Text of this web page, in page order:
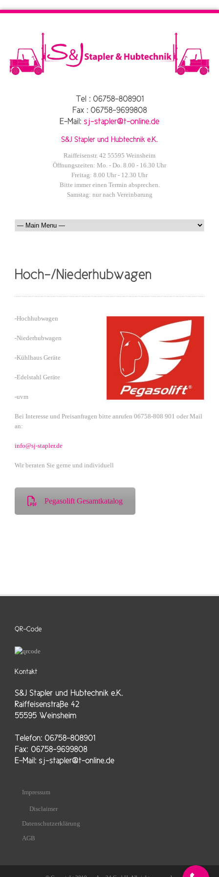
Raiffeisenstr. 42 55595 Weinsheim
Öffnungszeiten: Mo. - Do. 8.00 - 16.30 Uhr
Freitag: 8.00 Uhr - 12.30 Uhr
Bitte immer einen Termin absprechen.
Samstag: nur nach Vereinbarung
-Hochhubwagen
-Niederhubwagen
-Kühlhaus Geräte
-Edelstahl Geräte
-uvm
Bei Interesse und Preisanfragen bitte anrufen 06758-808 901 oder Mail
an:
info@sj-stapler.de
Wir beraten Sie gerne und individuell
Pegasolift Gesamtkatalog
Impressum
Disclaimer
Datenschutzerklärung
AGB